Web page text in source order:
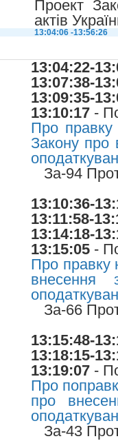
Проект
актів
13:04:06 -13:56:26
13:04:22-
13:07:38-
13:09:35-
13:10:17 -
Про
Закону про
За-94
13:10:36-
13:11:58-
13:14:18-
13:15:05 -
Про правку
внесення
За-66
13:15:48-
13:18:15-
13:19:07 -
Про
про
За-43